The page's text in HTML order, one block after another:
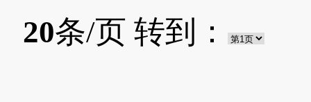
20条/页 转到：